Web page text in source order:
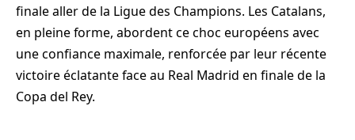
finale aller de la Ligue des Champions. Les Catalans,
en pleine forme, abordent ce choc européens avec
une confiance maximale, renforcée par leur récente
victoire éclatante face au Real Madrid en finale de la
Copa del Rey.